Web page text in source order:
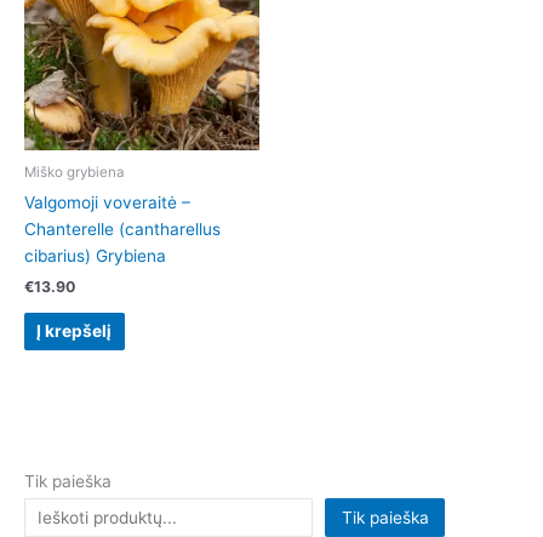
Miško grybiena
Valgomoji voveraitė –
Chanterelle (cantharellus
cibarius) Grybiena
€13.90
Į krepšelį
Tik paieška
Tik paieška